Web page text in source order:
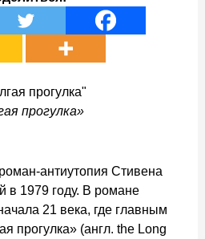
прогулка»
антиутопия Стивена
в 1979 году. В романе
21 века, где главным
прогулка» (англ. the Long